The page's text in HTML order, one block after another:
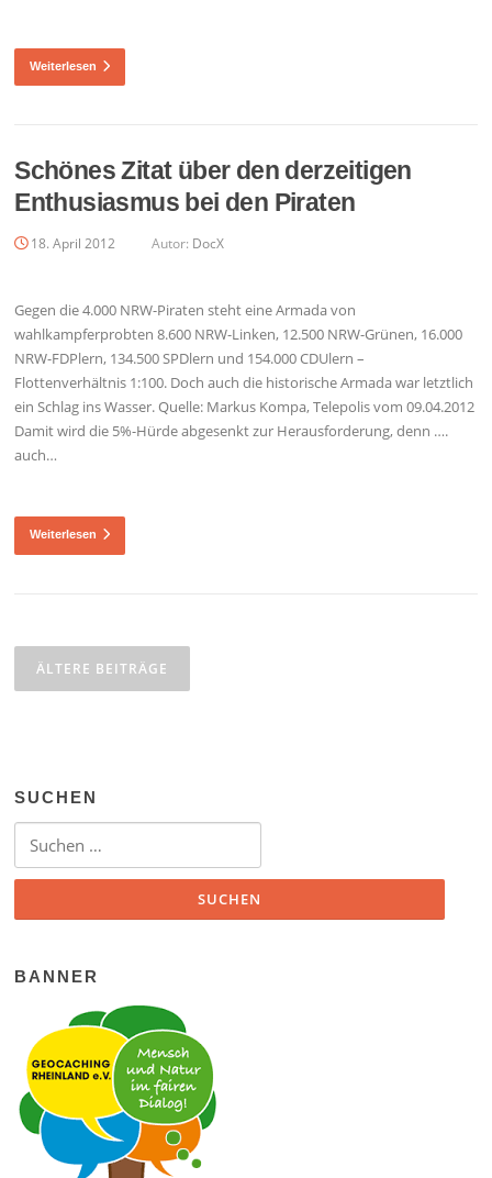
Weiterlesen
Schönes Zitat über den derzeitigen
Enthusiasmus bei den Piraten
18. April 2012 Autor: DocX
Gegen die 4.000 NRW-Piraten steht eine Armada von
wahlkampferprobten 8.600 NRW-Linken, 12.500 NRW-Grünen, 16.000
NRW-FDPlern, 134.500 SPDlern und 154.000 CDUlern –
Flottenverhältnis 1:100. Doch auch die historische Armada war letztlich
ein Schlag ins Wasser. Quelle: Markus Kompa, Telepolis vom 09.04.2012
Damit wird die 5%-Hürde abgesenkt zur Herausforderung, denn ….
auch…
Weiterlesen
ÄLTERE BEITRÄGE
SUCHEN
Suchen nach:
BANNER